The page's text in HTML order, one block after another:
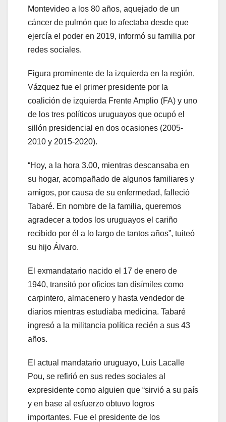
Montevideo a los 80 años, aquejado de un
cáncer de pulmón que lo afectaba desde que
ejercía el poder en 2019, informó su familia por
redes sociales.
Figura prominente de la izquierda en la región,
Vázquez fue el primer presidente por la
coalición de izquierda Frente Amplio (FA) y uno
de los tres políticos uruguayos que ocupó el
sillón presidencial en dos ocasiones (2005-
2010 y 2015-2020).
“Hoy, a la hora 3.00, mientras descansaba en
su hogar, acompañado de algunos familiares y
amigos, por causa de su enfermedad, falleció
Tabaré. En nombre de la familia, queremos
agradecer a todos los uruguayos el cariño
recibido por él a lo largo de tantos años”, tuiteó
su hijo Álvaro.
El exmandatario nacido el 17 de enero de
1940, transitó por oficios tan disímiles como
carpintero, almacenero y hasta vendedor de
diarios mientras estudiaba medicina. Tabaré
ingresó a la militancia política recién a sus 43
años.
El actual mandatario uruguayo, Luis Lacalle
Pou, se refirió en sus redes sociales al
expresidente como alguien que “sirvió a su país
y en base al esfuerzo obtuvo logros
importantes. Fue el presidente de los